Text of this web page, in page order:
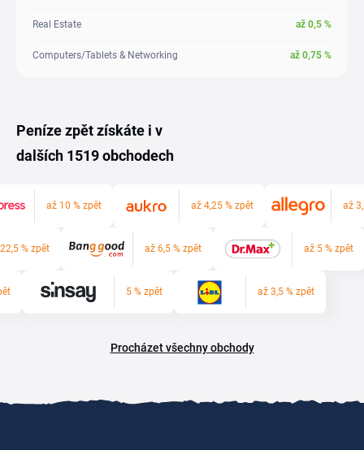
Real Estate až 0,5 %
Computers/Tablets & Networking až 0,75 %
Peníze zpět získáte i v
dalších 1519 obchodech
až 10 % zpět až 4,25 % zpět až
% zpět až 6,5 % zpět až 5 % zpět
5 % zpět až 3,5 % zpět
Procházet všechny obchody